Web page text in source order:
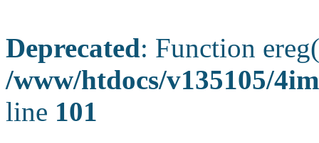
Deprecated: Function
/www/htdocs/v135105/
line 101